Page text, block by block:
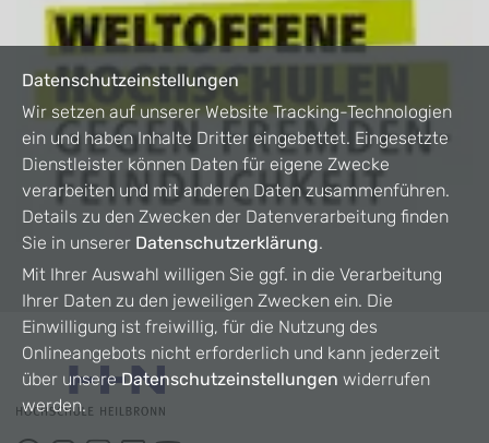
Datenschutzeinstellungen
Wir setzen auf unserer Website Tracking-Technologien
ein und haben Inhalte Dritter eingebettet. Eingesetzte
Dienstleister können Daten für eigene Zwecke
verarbeiten und mit anderen Daten zusammenführen.
Details zu den Zwecken der Datenverarbeitung finden
Sie in unserer Datenschutzerklärung.
Mit Ihrer Auswahl willigen Sie ggf. in die Verarbeitung
Ihrer Daten zu den jeweiligen Zwecken ein. Die
Einwilligung ist freiwillig, für die Nutzung des
Onlineangebots nicht erforderlich und kann jederzeit
über unsereDatenschutzeinstellungen widerrufen
werden.